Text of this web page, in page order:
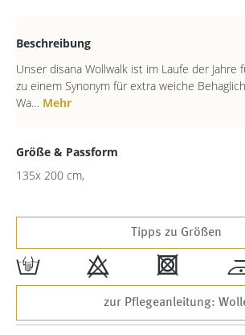
Beschreibung
Unser disana Wollwalk ist im Laufe der Jahre
zu einem Synonym für extra weiche
Wa… Mehr
Größe & Passform
135x 200 cm,
Tipps zu Größen
w 9 4
zur Pflegeanleitung: